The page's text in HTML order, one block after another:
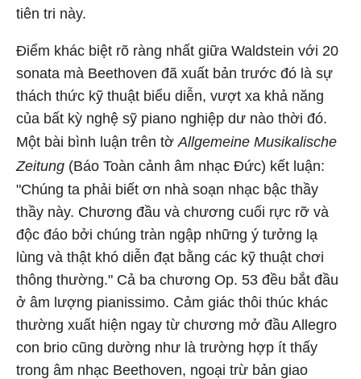
tiên tri này.
Điểm khác biệt rõ ràng nhất giữa Waldstein với 20
sonata mà Beethoven đã xuất bản trước đó là sự
thách thức kỹ thuật biểu diễn, vượt xa khả năng
của bất kỳ nghệ sỹ piano nghiệp dư nào thời đó.
Một bài bình luận trên tờAllgemeine Musikalische
Zeitung (Báo Toàn cảnh âm nhạc Đức) kết luận:
"Chúng ta phải biết ơn nhà soạn nhạc bậc thầy
thầy này. Chương đầu và chương cuối rực rỡ và
độc đáo bởi chúng tràn ngập những ý tưởng lạ
lùng và thật khó diễn đạt bằng các kỹ thuật chơi
thông thường." Cả ba chương Op. 53 đều bắt đầu
ở âm lượng pianissimo. Cảm giác thôi thúc khác
thường xuất hiện ngay từ chương mở đầu Allegro
con brio cũng dường như là trường hợp ít thấy
trong âm nhạc Beethoven, ngoại trừ bản giao